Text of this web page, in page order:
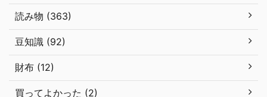
読み物 (363)
豆知識 (92)
財布 (12)
買ってよかった (2)